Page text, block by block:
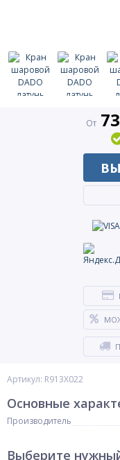
Артикул: R913X022
От
Основные
Производитель
Выберите